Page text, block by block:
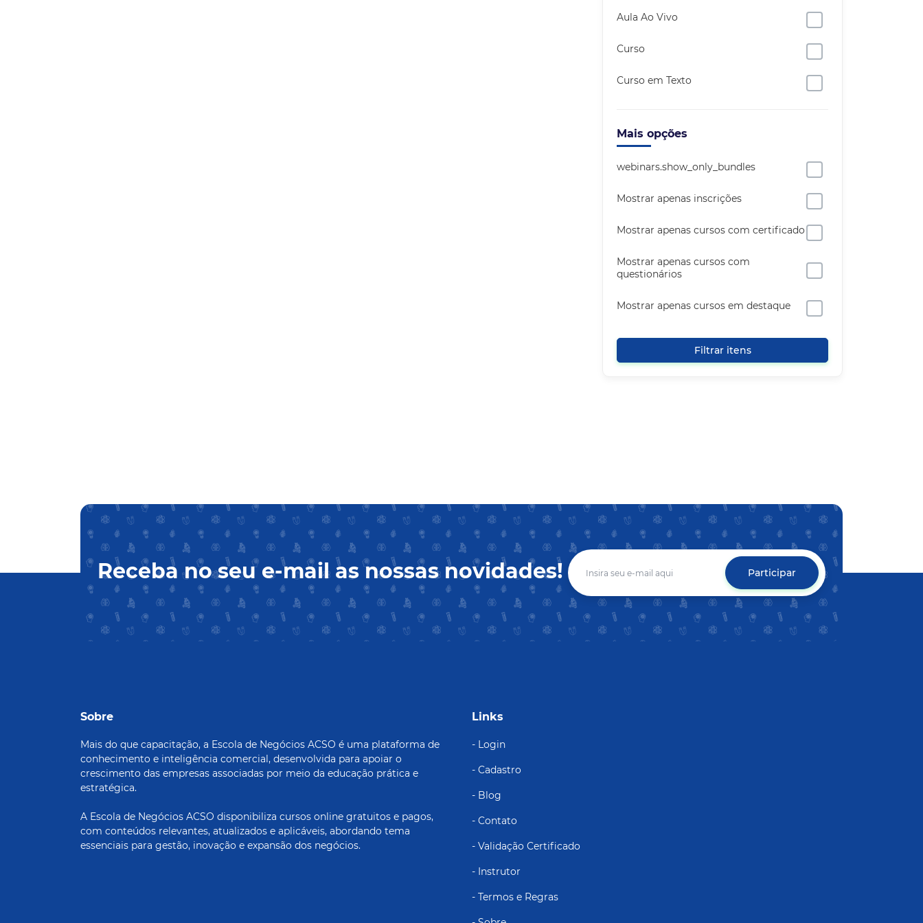
Aula Ao Vivo
Curso
Curso em Texto
Mais opções
webinars.show_only_bundles
Mostrar apenas inscrições
Mostrar apenas cursos com certificado
Mostrar apenas cursos com
questionários
Mostrar apenas cursos em destaque
Filtrar itens
Receba no seu e-mail as nossas novidades! Participar
Sobre
Mais do que capacitação, a Escola de Negócios ACSO é uma plataforma de
conhecimento e inteligência comercial, desenvolvida para apoiar o
crescimento das empresas associadas por meio da educação prática e
estratégica.
A Escola de Negócios ACSO disponibiliza cursos online gratuitos e pagos,
com conteúdos relevantes, atualizados e aplicáveis, abordando tema
essenciais para gestão, inovação e expansão dos negócios.
Links
- Login
- Cadastro
- Blog
- Contato
- Validação Certificado
- Instrutor
- Termos e Regras